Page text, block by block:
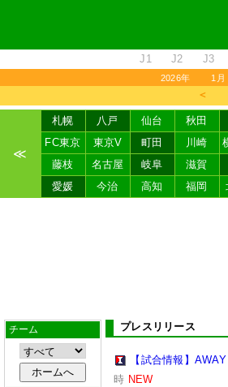
J1 J2 J3
2026年 1月
＜
≪
札幌 八戸 仙台 秋田
FC東京
東京V 町田 川崎
藤枝
名古屋 岐阜 滋賀
愛媛
今治 高知 福岡
チーム プレスリリース
【試合情報】
時 NEW